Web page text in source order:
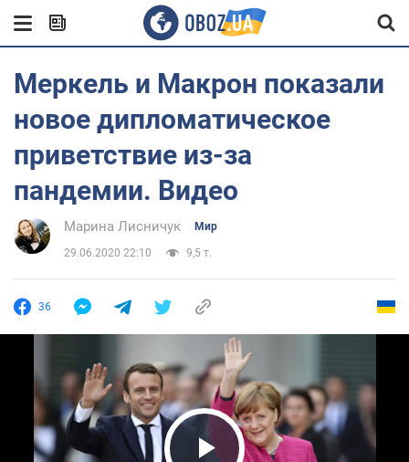
Меркель и Макрон показали
новое дипломатическое
приветствие из-за
пандемии. Видео
Марина Лисничук Мир
29.06.2020 22:10 9,5 т.
36